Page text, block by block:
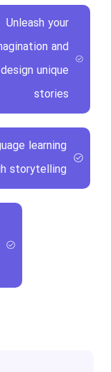
Unleash your
and
design unique
stories
learning
storytelling